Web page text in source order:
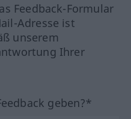
Feedback-Formular
Adresse ist
unserem
Ihrer
geben?*